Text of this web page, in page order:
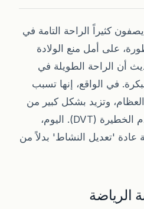
كثيراً الراحة التامة في
على أمل منع الولادة
أن الراحة الطويلة في
في الواقع، إنها تسبب
وتزيد بشكل كبير من
خطر الإصابة بجلطات الدم الخطيرة (DVT). اليوم،
'تعديل النشاط' بدلاً من
الرياضة